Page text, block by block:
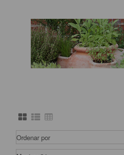
Silvestres, Medicinales y